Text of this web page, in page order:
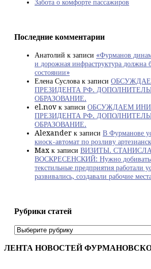
Забота о комфорте пассажиров
Последние комментарии
Анатолий к записи «Фурманов
и дорожная инфраструктура должна
состоянии»
Елена Суслова к записи
ПРЕЗИДЕНТА РФ.
ОБРАЗОВАНИЕ.
el.nov к записи ОБСУЖДАЕМ
ПРЕЗИДЕНТА РФ.
ОБРАЗОВАНИЕ.
Alexander к записи В Фурманове
киоск-автомат по розливу
Max к записи ВИЗИТЫ.
ВОСКРЕСЕНСКИЙ: Нужно
текстильные предприятия работали
развивались, создавали рабочие
Рубрики статей
Рубрики
статей
ЛЕНТА НОВОСТЕЙ